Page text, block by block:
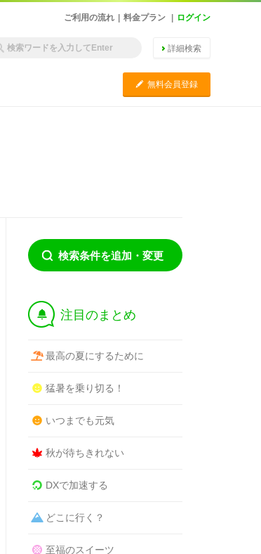
ご利用の流れ 料金プラン ログイン
詳細検索
C 無料会員登録
検索条件を追加・変更
† 注目のまとめ
最高の夏にするために
猛暑を乗り切る！
いつまでも元気
秋が待ちきれない
DXで加速する
どこに行く？
至福のスイーツ